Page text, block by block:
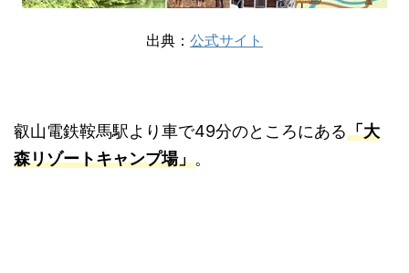
出典： 公式サイト
叡山電鉄鞍馬駅より車で49分のところにある「大
森リゾートキャンプ場」。